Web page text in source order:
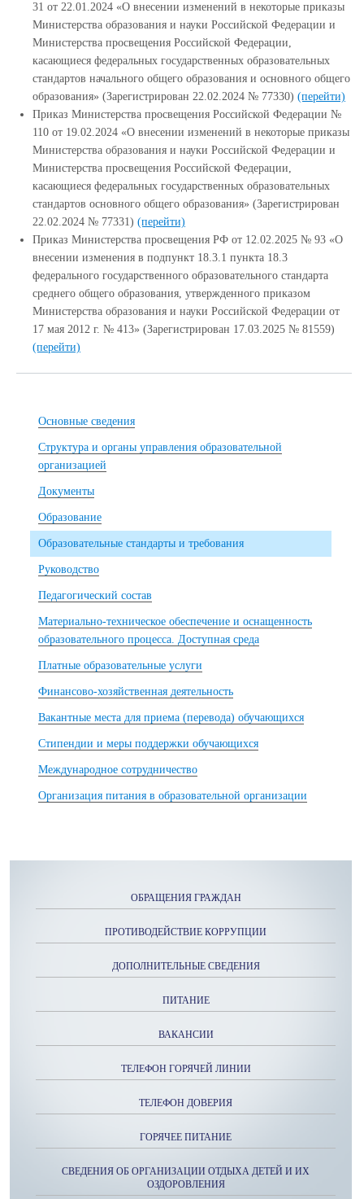
31 от 22.01.2024 «О внесении изменений в некоторые приказы
Министерства образования и науки Российской Федерации и
Министерства просвещения Российской Федерации,
касающиеся федеральных государственных образовательных
стандартов начального общего образования и основного общего
образования» (Зарегистрирован 22.02.2024 № 77330) (перейти)
Приказ Министерства просвещения Российской Федерации №
110 от 19.02.2024 «О внесении изменений в некоторые приказы
Министерства образования и науки Российской Федерации и
Министерства просвещения Российской Федерации,
касающиеся федеральных государственных образовательных
стандартов основного общего образования» (Зарегистрирован
22.02.2024 № 77331) (перейти)
Приказ Министерства просвещения РФ от 12.02.2025 № 93 «О
внесении изменения в подпункт 18.3.1 пункта 18.3
федерального государственного образовательного стандарта
среднего общего образования, утвержденного приказом
Министерства образования и науки Российской Федерации от
17 мая 2012 г. № 413» (Зарегистрирован 17.03.2025 № 81559)
(перейти)
Основные сведения
Структура и органы управления образовательной
организацией
Документы
Образование
Образовательные стандарты и требования
Руководство
Педагогический состав
Материально-техническое обеспечение и оснащенность
образовательного процесса. Доступная среда
Платные образовательные услуги
Финансово-хозяйственная деятельность
Вакантные места для приема (перевода) обучающихся
Стипендии и меры поддержки обучающихся
Международное сотрудничество
Организация питания в образовательной организации
ОБРАЩЕНИЯ ГРАЖДАН
ПРОТИВОДЕЙСТВИЕ КОРРУПЦИИ
ДОПОЛНИТЕЛЬНЫЕ СВЕДЕНИЯ
ПИТАНИЕ
ВАКАНСИИ
ТЕЛЕФОН ГОРЯЧЕЙ ЛИНИИ
ТЕЛЕФОН ДОВЕРИЯ
ГОРЯЧЕЕ ПИТАНИЕ
СВЕДЕНИЯ ОБ ОРГАНИЗАЦИИ ОТДЫХА ДЕТЕЙ И ИХ
ОЗДОРОВЛЕНИЯ